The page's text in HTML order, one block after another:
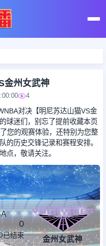
金州女武神
4
对决【明尼苏达山猫VS金
球迷们，别忘了提前收藏本页
您的观赛体验，还特别为您整
的历史交锋记录和赛程安排。
点，敬请关注。
0
已结束 金州女武神